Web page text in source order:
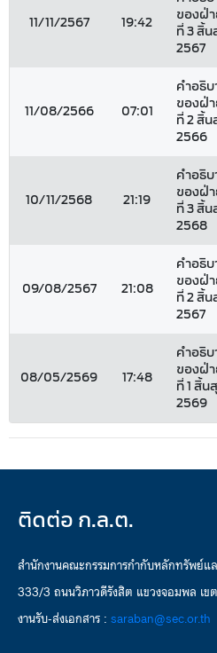
11/11/2567 19:42
ของฝ่
ที่ 3 สิ้
2567
11/08/2566 07:01
คำอธิบ
ของฝ่
ที่ 2 สิ้
2566
10/11/2568 21:19
คำอธิบ
ของฝ่
ที่ 3 สิ้
2568
09/08/2567 21:08
คำอธิบ
ของฝ่
ที่ 2 สิ้
2567
08/05/2569 17:48
คำอธิบ
ของฝ่
ที่ 1 สิ้น
2569
ติดต่อ ก.ล.ต.
สำนักงานคณะกรรมการกำกับหลักทรัพย์
333/3 ถนนวิภาวดีรังสิต แขวงจอมพล เ
งานรับ-ส่งเอกสาร : saraban@sec.or.th